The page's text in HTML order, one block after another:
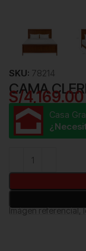
CAMA
SKU: 78214
S/4,169.00
Casa
Imágen referencial,